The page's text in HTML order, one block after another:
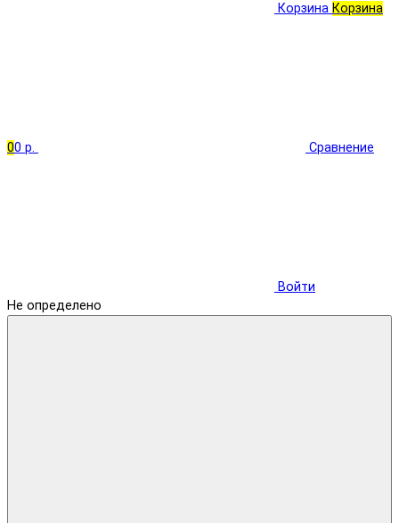
Корзина Корзина
00 р. Сравнение
Войти
Не определено